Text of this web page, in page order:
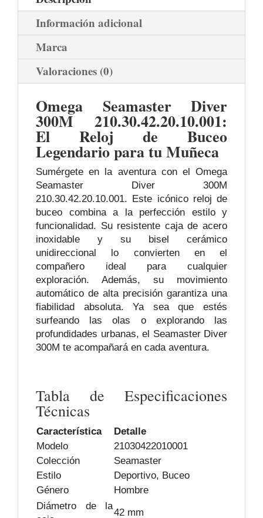
Información adicional
Marca
Valoraciones (0)
Omega Seamaster Diver
300M 210.30.42.20.10.001:
El Reloj de Buceo
Legendario para tu Muñeca
Sumérgete en la aventura con el Omega
Seamaster Diver 300M
210.30.42.20.10.001. Este icónico reloj de
buceo combina a la perfección estilo y
funcionalidad. Su resistente caja de acero
inoxidable y su bisel cerámico
unidireccional lo convierten en el
compañero ideal para cualquier
exploración. Además, su movimiento
automático de alta precisión garantiza una
fiabilidad absoluta. Ya sea que estés
surfeando las olas o explorando las
profundidades urbanas, el Seamaster Diver
300M te acompañará en cada aventura.
Tabla de Especificaciones
Técnicas
Característica
Detalle
Modelo
21030422010001
Colección
Seamaster
Estilo
Deportivo, Buceo
Género
Hombre
Diámetro de la
42 mm